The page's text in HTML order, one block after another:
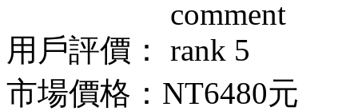
用戶評價：
市場價格： NT6480元